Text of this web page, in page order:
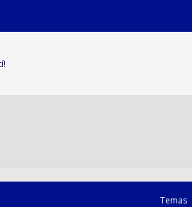
Temas